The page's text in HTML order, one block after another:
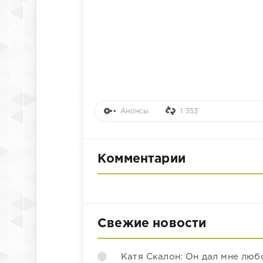
Анонсы 1 353
Комментарии
Свежие новости
Катя Скалон: Он дал мне